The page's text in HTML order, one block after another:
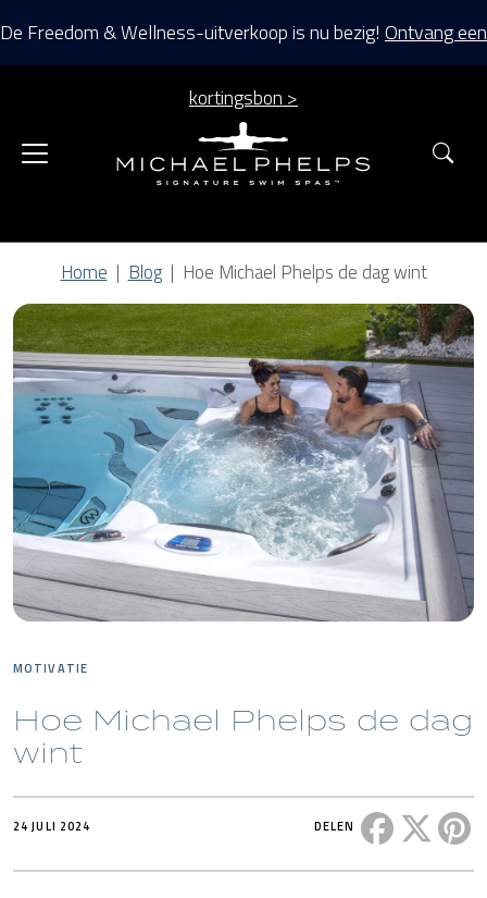
De Freedom & Wellness-uitverkoop is nu bezig! Ontvang een
kortingsbon >
Home Blog Hoe Michael Phelps de dag wint
MOTIVATIE
Hoe Michael Phelps de dag
wint
24 JULI 2024 DELEN Deel ditDeel